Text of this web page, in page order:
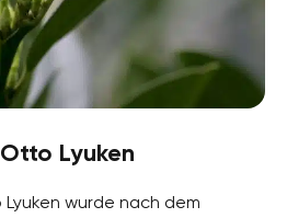
Lyuken
wurde nach dem